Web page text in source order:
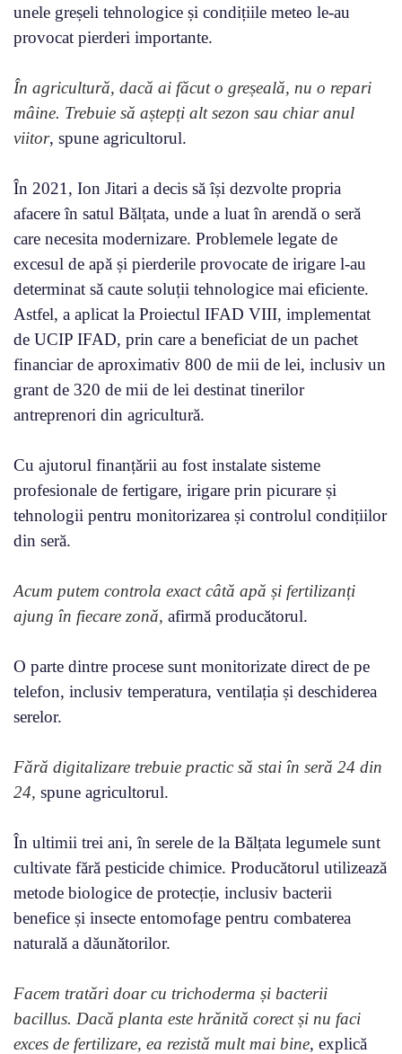
unele greșeli tehnologice și condițiile meteo le-au
provocat pierderi importante.
În agricultură, dacă ai făcut o greșeală, nu o repari
mâine. Trebuie să aștepți alt sezon sau chiar anul
viitor, spune agricultorul.
În 2021, Ion Jitari a decis să își dezvolte propria
afacere în satul Bălțata, unde a luat în arendă o seră
care necesita modernizare. Problemele legate de
excesul de apă și pierderile provocate de irigare l-au
determinat să caute soluții tehnologice mai eficiente.
Astfel, a aplicat la Proiectul IFAD VIII, implementat
de UCIP IFAD, prin care a beneficiat de un pachet
financiar de aproximativ 800 de mii de lei, inclusiv un
grant de 320 de mii de lei destinat tinerilor
antreprenori din agricultură.
Cu ajutorul finanțării au fost instalate sisteme
profesionale de fertigare, irigare prin picurare și
tehnologii pentru monitorizarea și controlul condițiilor
din seră.
Acum putem controla exact câtă apă și fertilizanți
ajung în fiecare zonă, afirmă producătorul.
O parte dintre procese sunt monitorizate direct de pe
telefon, inclusiv temperatura, ventilația și deschiderea
serelor.
Fără digitalizare trebuie practic să stai în seră 24 din
24, spune agricultorul.
În ultimii trei ani, în serele de la Bălțata legumele sunt
cultivate fără pesticide chimice. Producătorul utilizează
metode biologice de protecție, inclusiv bacterii
benefice și insecte entomofage pentru combaterea
naturală a dăunătorilor.
Facem tratări doar cu trichoderma și bacterii
bacillus. Dacă planta este hrănită corect și nu faci
exces de fertilizare, ea rezistă mult mai bine, explică